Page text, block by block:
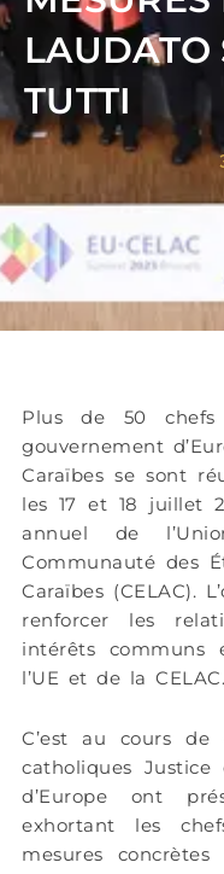
LAUDATO
TUTTI
Plus de 50
gouvernement
Caraïbes se sont
les 17 et 18 juillet
annuel de
Communauté des
Caraïbes (CELAC).
renforcer les
intérêts communs
l’UE et de la CELAC.
C’est au cours
catholiques
d’Europe ont
exhortant les
mesures